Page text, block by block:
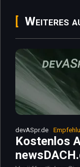
Weiteres
devASpr.de
Kostenlos